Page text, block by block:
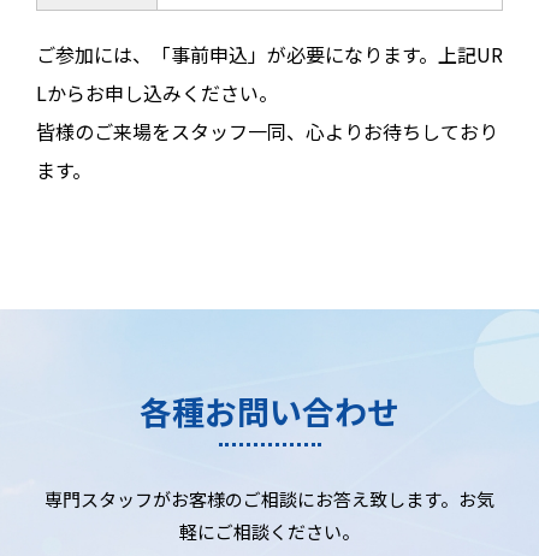
ご参加には、「事前申込」が必要になります。上記UR
Lからお申し込みください。
皆様のご来場をスタッフ一同、心よりお待ちしており
ます。
各種お問い合わせ
専門スタッフがお客様のご相談にお答え致します。お気
軽にご相談ください。